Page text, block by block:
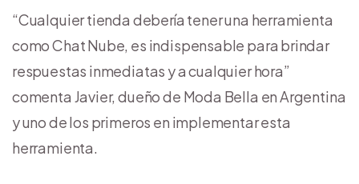
“Cualquier tienda debería tener una herramienta
como Chat Nube, es indispensable para brindar
respuestas inmediatas y a cualquier hora”
comenta Javier, dueño de Moda Bella en Argentina
y uno de los primeros en implementar esta
herramienta.